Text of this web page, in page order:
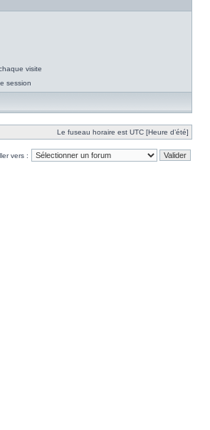
visite
session
Le fuseau horaire est UTC [Heure d’été]
vers :